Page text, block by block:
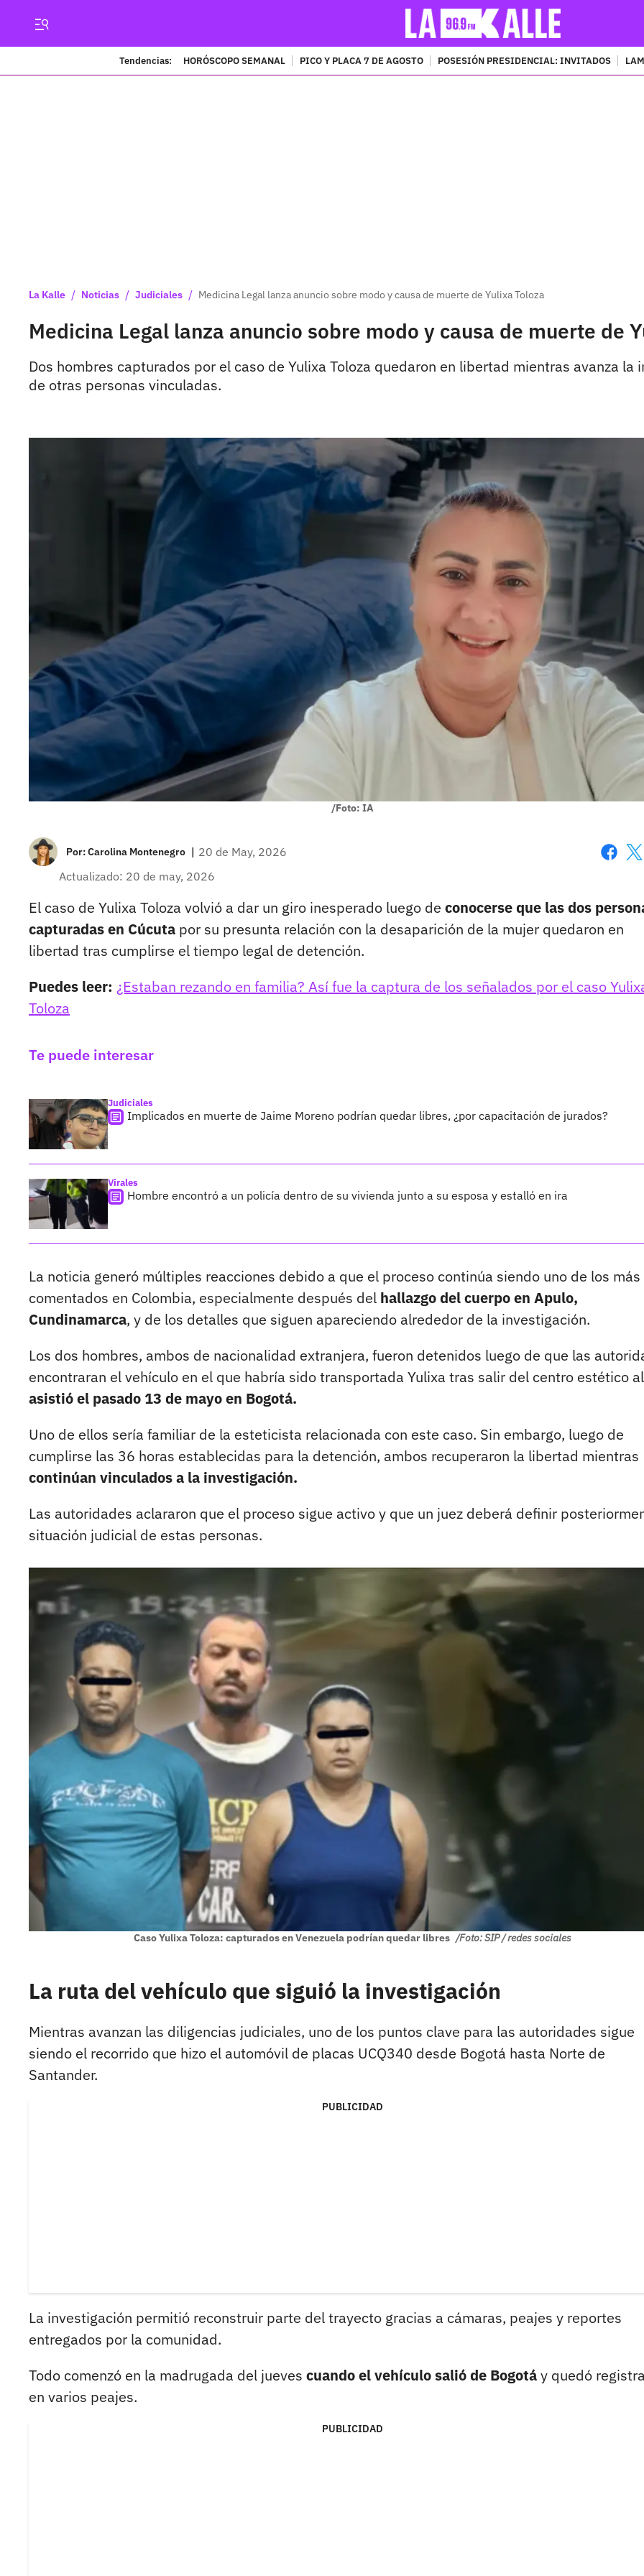
Tendencias: HORÓSCOPO SEMANAL PICO Y PLACA 7 DE AGOSTO POSESIÓN PRESIDENCIAL: INVITADOS
La Kalle / Noticias / Judiciales / Medicina Legal lanza anuncio sobre modo y causa de muerte de Yulixa Toloza
Medicina Legal lanza anuncio sobre modo y causa de muerte de
Dos hombres capturados por el caso de Yulixa Toloza quedaron en libertad mientras avanza
de otras personas vinculadas.
/Foto: IA
Por:Carolina Montenegro | 20 de May, 2026
Actualizado: 20 de may, 2026
El caso de Yulixa Toloza volvió a dar un giro inesperado luego de conocerse que las dos
capturadas en Cúcuta por su presunta relación con la desaparición de la mujer quedaron en
libertad tras cumplirse el tiempo legal de detención.
Puedes leer: ¿Estaban rezando en familia? Así fue la captura de los señalados por el caso
Toloza
Te puede interesar
Judiciales
Implicados en muerte de Jaime Moreno podrían quedar libres, ¿por capacitación de jurados?
Virales
Hombre encontró a un policía dentro de su vivienda junto a su esposa y estalló en ira
La noticia generó múltiples reacciones debido a que el proceso continúa siendo uno de los más
comentados en Colombia, especialmente después del hallazgo del cuerpo en Apulo,
Cundinamarca, y de los detalles que siguen apareciendo alrededor de la investigación.
Los dos hombres, ambos de nacionalidad extranjera, fueron detenidos luego de que las
encontraran el vehículo en el que habría sido transportada Yulixa tras salir del centro estético
asistió el pasado 13 de mayo en Bogotá.
Uno de ellos sería familiar de la esteticista relacionada con este caso. Sin embargo, luego de
cumplirse las 36 horas establecidas para la detención, ambos recuperaron la libertad mientras
continúan vinculados a la investigación.
Las autoridades aclararon que el proceso sigue activo y que un juez deberá definir
situación judicial de estas personas.
Caso Yulixa Toloza: capturados en Venezuela podrían quedar libres /Foto: SIP / redes sociales
La ruta del vehículo que siguió la investigación
Mientras avanzan las diligencias judiciales, uno de los puntos clave para las autoridades sigue
siendo el recorrido que hizo el automóvil de placas UCQ340 desde Bogotá hasta Norte de
Santander.
PUBLICIDAD
La investigación permitió reconstruir parte del trayecto gracias a cámaras, peajes y reportes
entregados por la comunidad.
Todo comenzó en la madrugada del jueves cuando el vehículo salió de Bogotáy quedó
en varios peajes.
PUBLICIDAD